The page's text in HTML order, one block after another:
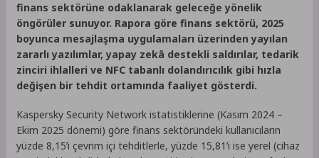
finans sektörüne odaklanarak geleceğe yönelik
öngörüler sunuyor. Rapora göre finans sektörü, 2025
boyunca mesajlaşma uygulamaları üzerinden yayılan
zararlı yazılımlar, yapay zekâ destekli saldırılar, tedarik
zinciri ihlalleri ve NFC tabanlı dolandırıcılık gibi hızla
değişen bir tehdit ortamında faaliyet gösterdi.
Kaspersky Security Network istatistiklerine (Kasım 2024 –
Ekim 2025 dönemi) göre finans sektöründeki kullanıcıların
yüzde 8,15’i çevrim içi tehditlerle, yüzde 15,81’i ise yerel (cihaz